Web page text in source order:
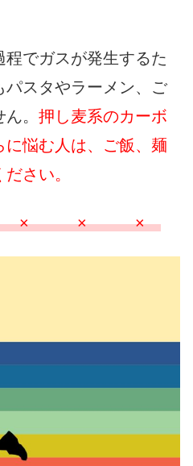
でガスが発生するた
パスタやラーメン、ご
。 押し麦系のカーボ
に悩む人は、ご飯、麺
さい。
× × ×